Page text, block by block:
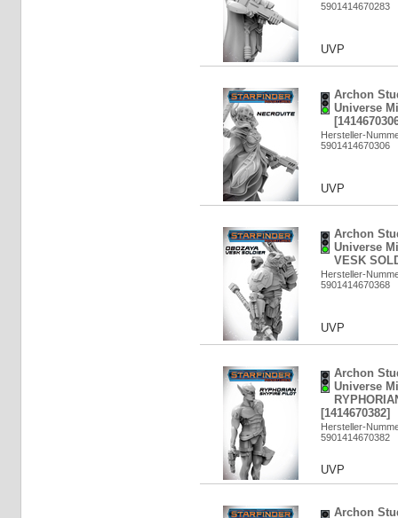
5901414670283
UVP
Archon
Universe
Hersteller-
5901414670306
UVP
Archon
Universe
VESK
Hersteller-
5901414670368
UVP
Archon
Universe
[1414670382]
Hersteller-
5901414670382
UVP
Archon